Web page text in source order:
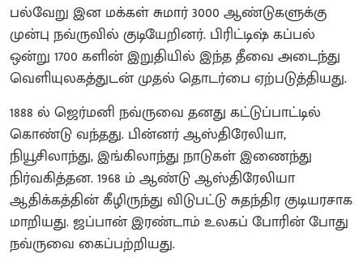
பல்வேறு இன மக்கள் சுமார் 3000 ஆண்டுகளுக்கு
முன்பு நவ்ருவில் குடியேறினர். பிரிட்டிஷ் கப்பல்
ஒன்று 1700 களின் இறுதியில் இந்த தீவை அடைந்து
வெளியுலகத்துடன் முதல் தொடர்பை ஏற்படுத்தியது.
1888 ல் ஜெர்மனி நவ்ருவை தனது கட்டுப்பாட்டில்
கொண்டு வந்தது. பின்னர் ஆஸ்திரேலியா,
நியூசிலாந்து, இங்கிலாந்து நாடுகள் இணைந்து
நிர்வகித்தன. 1968 ம் ஆண்டு ஆஸ்திரேலியா
ஆதிக்கத்தின் கீழிருந்து விடுபட்டு சுதந்திர குடியரசாக
மாறியது. ஜப்பான் இரண்டாம் உலகப் போரின் போது
நவ்ருவை கைப்பற்றியது.